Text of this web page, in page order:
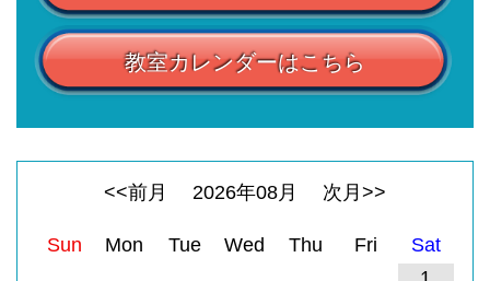
教室カレンダーはこちら
<<前月 2026年08月 次月>>
Sun Mon Tue Wed Thu Fri
Sat